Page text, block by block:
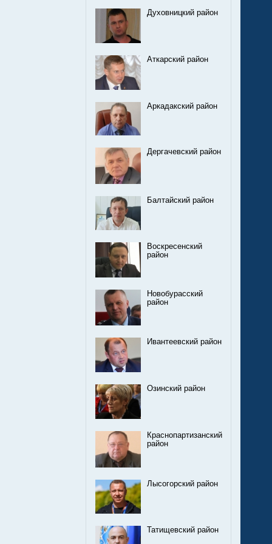
Духовницкий район
Аткарский район
Аркадакский район
Дергачевский район
Балтайский район
Воскресенский
район
Новобурасский
район
Ивантеевский район
Озинский район
Краснопартизанский
район
Лысогорский район
Татищевский район